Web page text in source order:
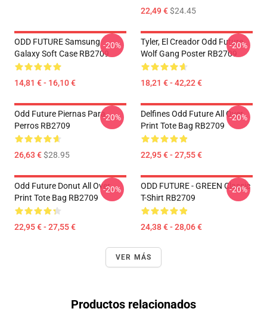
22,49 €$24.45
ODD FUTURE Samsung
Galaxy Soft Case RB2709
14,81 € - 16,10 €
-20%
Tyler, El Creador Odd Future
Wolf Gang Poster RB2709
18,21 € - 42,22 €
-20%
Odd Future Piernas Para
Perros RB2709
26,63 €$28.95
-20%
Delfines Odd Future All Over
Print Tote Bag RB2709
22,95 € - 27,55 €
-20%
Odd Future Donut All Over
Print Tote Bag RB2709
22,95 € - 27,55 €
-20%
ODD FUTURE - GREEN Classic
T-Shirt RB2709
24,38 € - 28,06 €
-20%
VER MÁS
Productos relacionados